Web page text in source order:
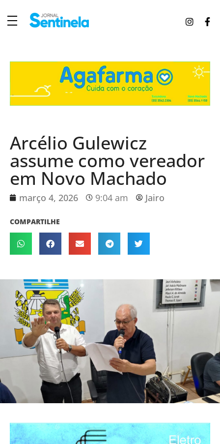
Arcélio Gulewicz
assume como vereador
em Novo Machado
março 4, 2026 9:04 am Jairo
COMPARTILHE